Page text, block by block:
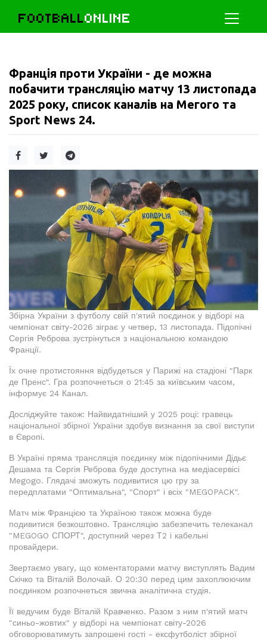
FOOTBALLONLINE
Франція проти України - де можна
побачити трансляцію матчу 13 листопада
2025 року, список каналів на Мегого та
Sport News 24.
Збірна України з футболу свій п'ятий поєдинок у відборі на
чемпіонат світу-2026 зіграє у четвер, 13 листопада. Підопічні
Сергія Реброва зустрінуться з національною командою
Франції.
Їх очне протистояння відбудеться у Парижі на стадіоні "Парк
де Пренс". Гра розпочнеться о 21:45 за київським часом,
інформує 24 Канал.
Досліджуйте також: Найвидатніший у 2025 році: гравець
національної збірної України здобув визнання за свої виступи
в Європі.
В Україні пряма трансляція поєдинку між підопічними Дідьє
Дешама та Сергія Реброва буде доступна на медіасервісі
Megogo. Глядачі зможуть подивитися цю гру за
передплатами "Оптимальна", "Спорт" і всіх "MEGOPACK".
Матч між Францією та Україною також можна буде
подивитися безкоштовно. Трансляцію забезпечить телеканал
"MEGOGO СПОРТ", доступний через Т2 і кабельні
провайдери.
Звертаємо увагу, що коментаторами матчу виступлять Вадим
Скічко та Віталій Волочай. О 20:30 перед цим захоплюючим
поєдинком розпочнеться звична аналітична студія.
Її ведучим буде Віталій Кравченко. Разом з ним п'ятий матч
"синьо-жовтих" у відборі на чемпіонат світу-2026
обговорюватимуть запрошені гості - ексфутболіст збірної